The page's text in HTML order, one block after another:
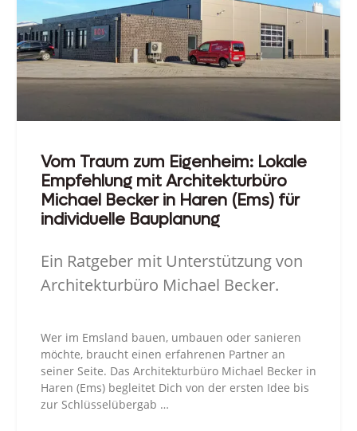
Vom Traum zum Eigenheim: Lokale
Empfehlung mit Architekturbüro
Michael Becker in Haren (Ems) für
individuelle Bauplanung
Ein Ratgeber mit Unterstützung von
Architekturbüro Michael Becker.
Wer im Emsland bauen, umbauen oder sanieren
möchte, braucht einen erfahrenen Partner an
seiner Seite. Das Architekturbüro Michael Becker in
Haren (Ems) begleitet Dich von der ersten Idee bis
zur Schlüsselübergab …